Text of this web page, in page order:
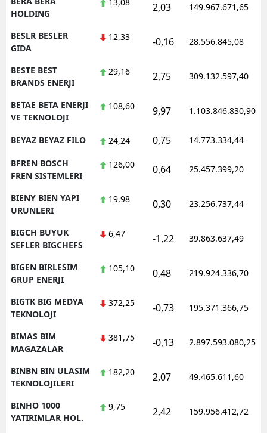
HOLDING
2,03 149.967.671,65
BESLR BESLER
GIDA
12,33 -0,16 28.556.845,08
BESTE BEST
BRANDS ENERJI
29,16 2,75 309.132.597,40
BETAE BETA ENERJI
VE TEKNOLOJI
108,60 9,97 1.103.846.830,90
BEYAZ BEYAZ FILO 24,24 0,75 14.773.334,44
BFREN BOSCH
FREN SISTEMLERI
126,00 0,64 25.457.399,20
BIENY BIEN YAPI
URUNLERI
19,98 0,30 23.256.737,44
BIGCH BUYUK
SEFLER BIGCHEFS
6,47 -1,22 39.863.637,49
BIGEN BIRLESIM
GRUP ENERJI
105,10 0,48 219.924.336,70
BIGTK BIG MEDYA
TEKNOLOJI
372,25 -0,73 195.371.366,75
BIMAS BIM
MAGAZALAR
381,75 -0,13 2.897.593.080,25
BINBN BIN ULASIM
TEKNOLOJILERI
182,20 2,07 49.465.611,60
BINHO 1000
YATIRIMLAR HOL.
9,75 2,42 159.956.412,72